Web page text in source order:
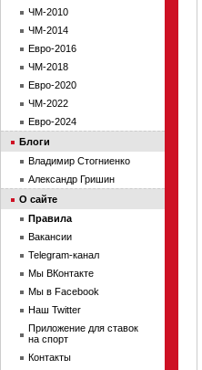
ЧМ-2010
ЧМ-2014
Евро-2016
ЧМ-2018
Евро-2020
ЧМ-2022
Евро-2024
Блоги
Владимир Стогниенко
Александр Гришин
О сайте
Правила
Вакансии
Telegram-канал
Мы ВКонтакте
Мы в Facebook
Наш Twitter
Приложение для ставок
на спорт
Контакты